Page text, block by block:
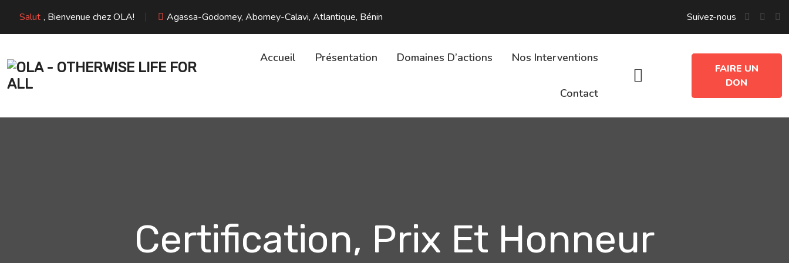
Salut , Bienvenue chez OLA! Agassa-Godomey, Abomey-Calavi, Atlantique, Bénin Suivez-nous
Accueil Présentation Domaines D’actions Nos Interventions
Contact
FAIRE UN
DON
Certification, Prix Et Honneur